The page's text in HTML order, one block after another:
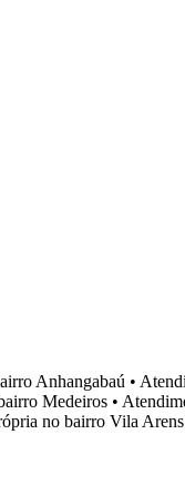
Anhangabaú •
Medeiros •
no bairro Vila Arens